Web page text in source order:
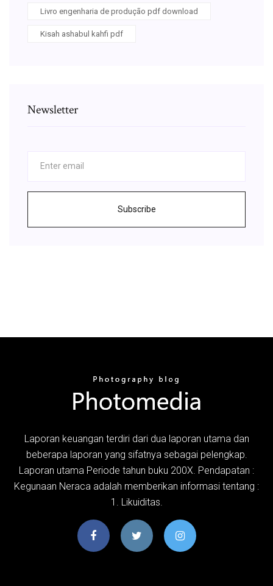
Livro engenharia de produção pdf download
Kisah ashabul kahfi pdf
Newsletter
Subscribe
Laporan keuangan terdiri dari dua laporan utama dan
beberapa laporan yang sifatnya sebagai pelengkap.
Laporan utama Periode tahun buku 200X. Pendapatan :
Kegunaan Neraca adalah memberikan informasi tentang :
1. Likuiditas.